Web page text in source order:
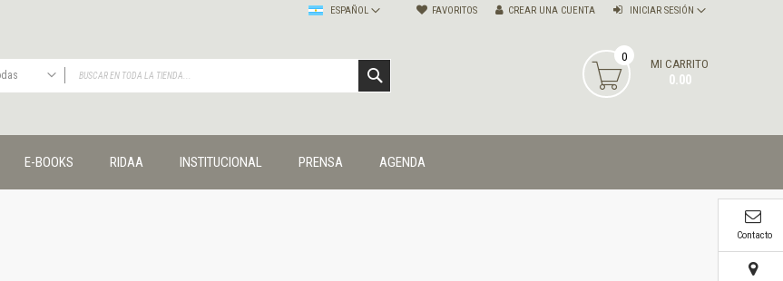
FAVORITOS INICIAR SESIÓN
CREAR UNA CUENTA
ESPAÑOL
MI CARRITO
0.00
0
E-BOOKS RIDAA INSTITUCIONAL PRENSA AGENDA
Contacto